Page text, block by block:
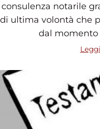
consulenza notarile
di ultima volontà che
dal